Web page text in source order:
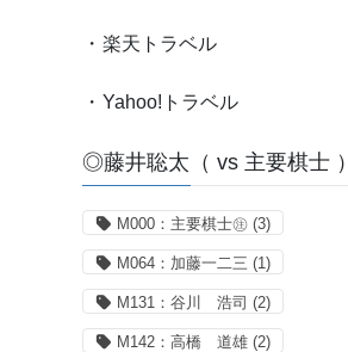
・ 楽天トラベル
・ Yahoo!トラベル
◎藤井聡太（ vs 主要棋士 ）
M000：主要棋士㊟ (3)
M064：加藤一二三 (1)
M131：谷川 浩司 (2)
M142：高橋 道雄 (2)